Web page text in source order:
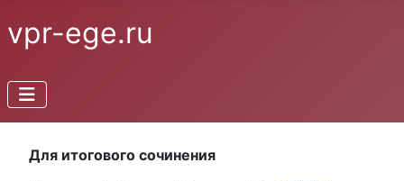
vpr-ege.ru
Для итогового сочинения